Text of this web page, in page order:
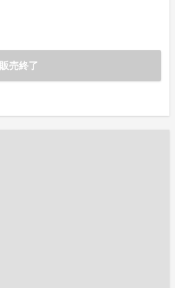
販売終了